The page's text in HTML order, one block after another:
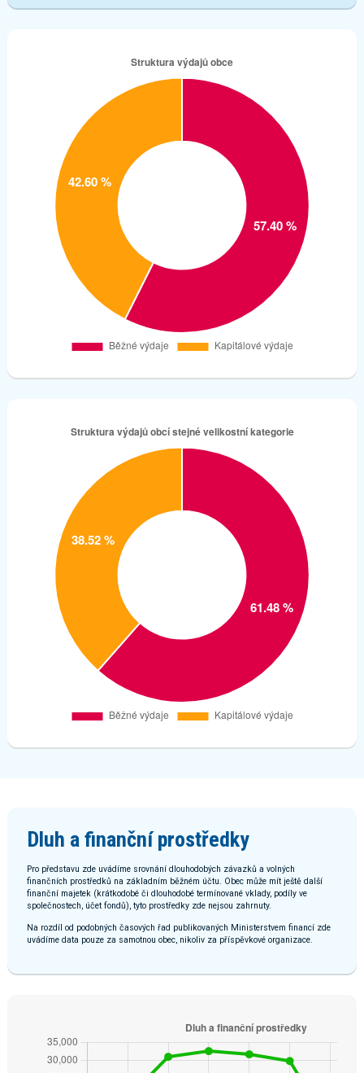
Dluh a finanční prostředky
Pro představu zde uvádíme srovnání dlouhodobých závazků a volných
finančních prostředků na základním běžném účtu. Obec může mít ještě další
finanční majetek (krátkodobé či dlouhodobé termínované vklady, podíly ve
společnostech, účet fondů), tyto prostředky zde nejsou zahrnuty.
Na rozdíl od podobných časových řad publikovaných Ministerstvem financí zde
uvádíme data pouze za samotnou obec, nikoliv za příspěvkové organizace.